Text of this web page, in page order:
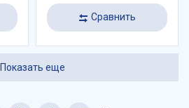
Сравнить
Показать еще